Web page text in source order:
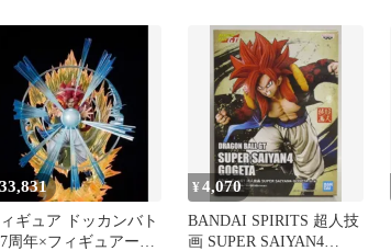
33,831
ギュア ドッカンバト
周年×フィギュアーツ
¥4,070
BANDAI SPIRITS 超人技
画 SUPER SAIYAN4